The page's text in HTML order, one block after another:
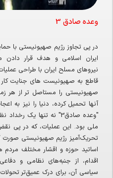
وعده صادق 3
در پی تجاوز رژیم صهیونیستی با
ایران اسلامی و هدف قرار
قاطع به صهیونیست های جنایت کار
صهیونیستی را مستاصل تر از هر
آنها تحمیل کرده، دنیا را نیز به
"وعده صادق3" نه تنها یک
ملی بود. این عملیات، که در پی
تحریک‌آمیز رژیم صهیونیستی صورت
اساتید حوزه و اقشار مختلف
اقدام، از جنبه‌های نظامی و
سیاسی آن، برای درک عمیق‌تر